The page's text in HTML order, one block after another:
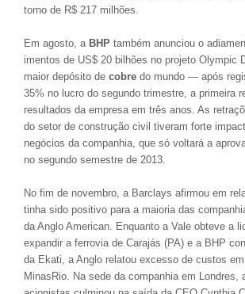
torno de R$ 217 milhões.
Em agosto, a BHP também anunciou o
imentos de US$ 20 bilhões no projeto Olympic
maior depósito de cobre do mundo — após
35% no lucro do segundo trimestre, a primeira
resultados da empresa em três anos. As
do setor de construção civil tiveram forte
negócios da companhia, que só voltará a
no segundo semestre de 2013.
No fim de novembro, a Barclays afirmou em
tinha sido positivo para a maioria das
da Anglo American. Enquanto a Vale obteve a
expandir a ferrovia de Carajás (PA) e a BHP
da Ekati, a Anglo relatou excesso de custos
MinasRio. Na sede da companhia em Londres,